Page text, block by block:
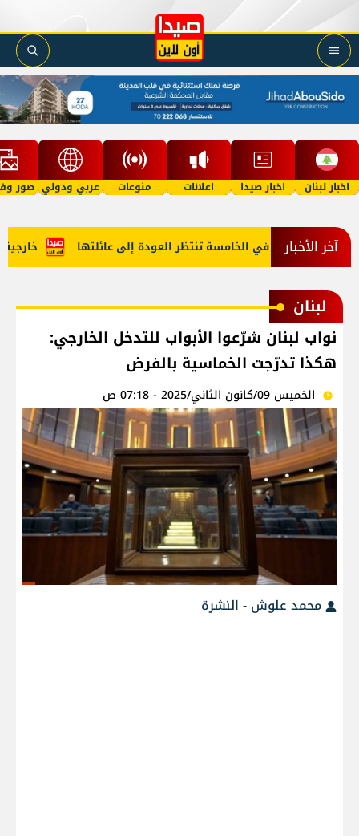
اخبار لبنان اخبار صيدا اعلانات منوعات عربي ودولي صور
آخر الأخبار خارجية طفلة في الخامسة تنتظر العودة إلى عائلتها
لبنان
نواب لبنان شرّعوا الأبواب للتدخل الخارجي:
هكذا تدرّجت الخماسية بالفرض
الخميس 09/كانون الثاني/2025 - 07:18 ص
محمد علوش - النشرة